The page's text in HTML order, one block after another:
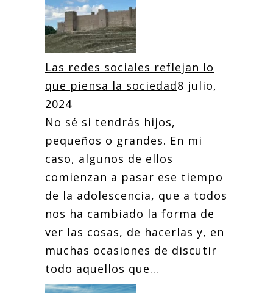
Las redes sociales reflejan lo
que piensa la sociedad8 julio,
2024
No sé si tendrás hijos,
pequeños o grandes. En mi
caso, algunos de ellos
comienzan a pasar ese tiempo
de la adolescencia, que a todos
nos ha cambiado la forma de
ver las cosas, de hacerlas y, en
muchas ocasiones de discutir
todo aquellos que...